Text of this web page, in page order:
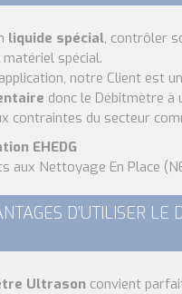
liquide spécial, contrôler
matériel spécial.
notre Client est un
donc le Débitmètre à
contraintes du secteur
EHEDG
aux Nettoyage En Place
D’UTILISER LE
Ultrason convient